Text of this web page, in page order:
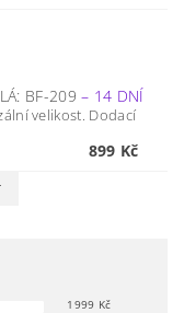
BF-209– 14 DNÍ
velikost. Dodací
899 Kč
1999 Kč